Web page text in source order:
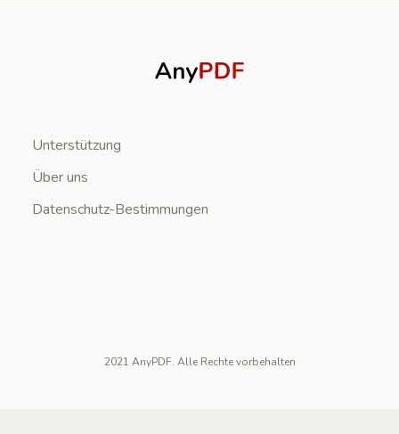
Unterstützung
Über uns
Datenschutz-Bestimmungen
2021 AnyPDF. Alle Rechte vorbehalten